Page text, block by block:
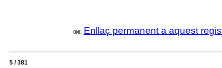
Enllaç permanent a aquest
5 / 381